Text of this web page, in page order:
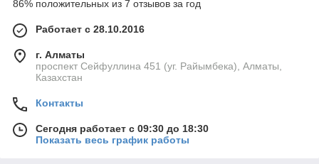
86% положительных из 7 отзывов за год
Работает с 28.10.2016
г. Алматы
проспект Сейфуллина 451 (уг. Райымбека), Алматы,
Казахстан
Контакты
Сегодня работает с 09:30 до 18:30
Показать весь график работы